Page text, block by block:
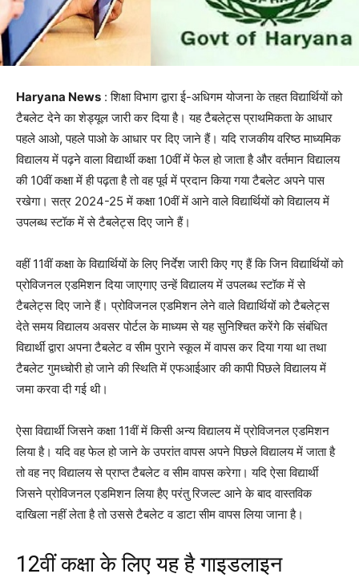
Haryana News : शिक्षा विभाग द्वारा ई-अधिगम योजना के तहत विद्यार्थियों को
टैबलेट देने का शेड्यूल जारी कर दिया है। यह टैबलेट्स प्राथमिकता के आधार
पहले आओ, पहले पाओ के आधार पर दिए जाने हैं। यदि राजकीय वरिष्ठ माध्यमिक
विद्यालय में पढ़ने वाला विद्यार्थी कक्षा 10वीं में फेल हो जाता है और वर्तमान विद्यालय
की 10वीं कक्षा में ही पढ़ता है तो वह पूर्व में प्रदान किया गया टैबलेट अपने पास
रखेगा। सत्र 2024-25 में कक्षा 10वीं में आने वाले विद्यार्थियों को विद्यालय में
उपलब्ध स्टॉक में से टैबलेट्स दिए जाने हैं।
वहीं 11वीं कक्षा के विद्यार्थियों के लिए निर्देश जारी किए गए हैं कि जिन विद्यार्थियों को
प्रोविजनल एडमिशन दिया जाएगाए उन्हें विद्यालय में उपलब्ध स्टॉक में से
टैबलेट्स दिए जाने हैं। प्रोविजनल एडमिशन लेने वाले विद्यार्थियों को टैबलेट्स
देते समय विद्यालय अवसर पोर्टल के माध्यम से यह सुनिश्चित करेंगे कि संबंधित
विद्यार्थी द्वारा अपना टैबलेट व सीम पुराने स्कूल में वापस कर दिया गया था तथा
टैबलेट गुमध्चोरी हो जाने की स्थिति में एफआईआर की कापी पिछले विद्यालय में
जमा करवा दी गई थी।
ऐसा विद्यार्थी जिसने कक्षा 11वीं में किसी अन्य विद्यालय में प्रोविजनल एडमिशन
लिया है। यदि वह फेल हो जाने के उपरांत वापस अपने पिछले विद्यालय में जाता है
तो वह नए विद्यालय से प्राप्त टैबलेट व सीम वापस करेगा। यदि ऐसा विद्यार्थी
जिसने प्रोविजनल एडमिशन लिया हैए परंतु रिजल्ट आने के बाद वास्तविक
दाखिला नहीं लेता है तो उससे टैबलेट व डाटा सीम वापस लिया जाना है।
12वीं कक्षा के लिए यह है गाइडलाइन